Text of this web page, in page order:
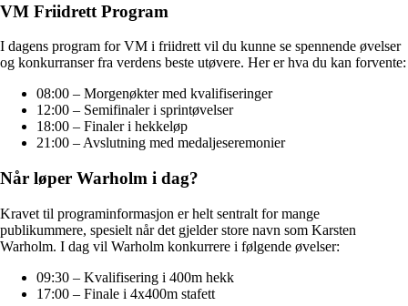
VM Friidrett Program
I dagens program for VM i friidrett vil du kunne se spennende øvelser
og konkurranser fra verdens beste utøvere. Her er hva du kan forvente:
08:00 – Morgenøkter med kvalifiseringer
12:00 – Semifinaler i sprintøvelser
18:00 – Finaler i hekkeløp
21:00 – Avslutning med medaljeseremonier
Når løper Warholm i dag?
Kravet til programinformasjon er helt sentralt for mange
publikummere, spesielt når det gjelder store navn som Karsten
Warholm. I dag vil Warholm konkurrere i følgende øvelser:
09:30 – Kvalifisering i 400m hekk
17:00 – Finale i 4x400m stafett